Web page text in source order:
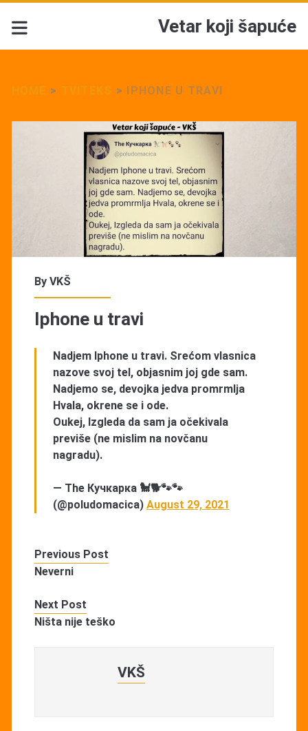
Vetar koji šapuće
> > IPHONE U TRAVI
By VKŠ
Iphone u travi
Nadjem Iphone u travi. Srećom vlasnica
nazove svoj tel, objasnim joj gde sam.
Nadjemo se, devojka jedva promrmlja
Hvala, okrene se i ode.
Oukej, Izgleda da sam ja očekivala
previše (ne mislim na novčanu
nagradu).
— The Кучкарка 🐩🐕🐾🐾
(@poludomacica) August 29, 2021
Previous Post
Neverni
Next Post
Ništa nije teško
VKŠ